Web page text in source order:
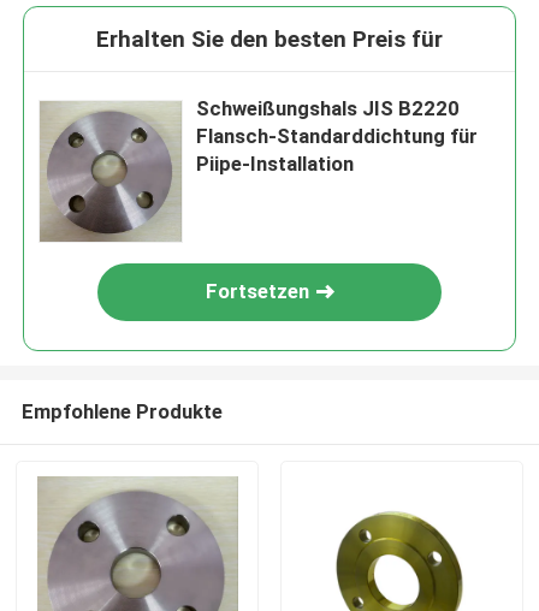
Erhalten Sie den besten Preis für
Schweißungshals JIS B2220
Flansch-Standarddichtung für
Piipe-Installation
Fortsetzen
Empfohlene Produkte